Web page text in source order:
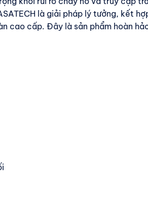
là giải pháp lý tưởng, kết
cao cấp. Đây là sản phẩm hoàn